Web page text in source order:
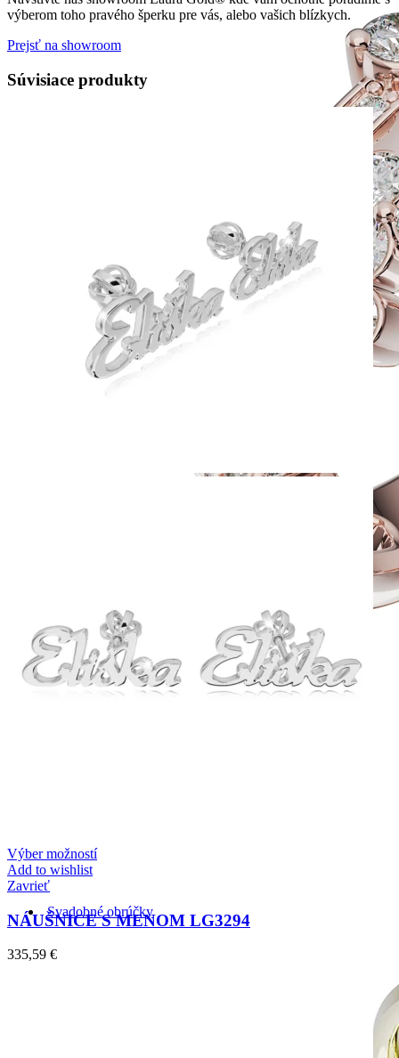
Svadobné obrúčky
výberom toho pravého šperku pre vás, alebo vašich blízkych.
Prejsť na showroom
Súvisiace produkty
Výber možností
Add to wishlist
Zavrieť
NÁUŠNICE S MENOM LG3294
335,59 €